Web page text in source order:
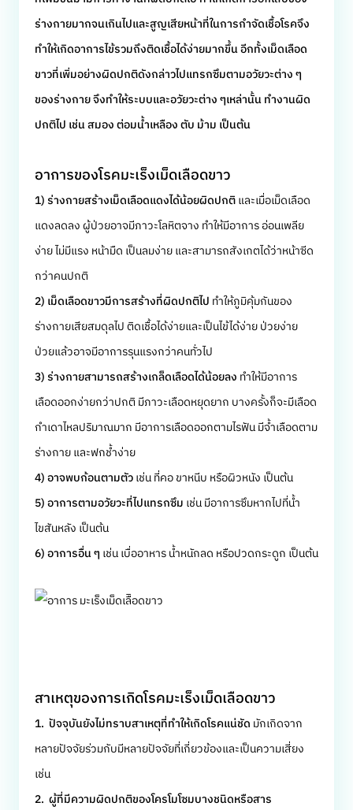
ร่างกายมากจนเกินไปและสูญเสียหน้าที่ในการกำจัดเชื้อโรคจึง
ทำให้เกิดอาการไข้รวมถึงติดเชื้อได้ง่ายมากขึ้น อีกทั้งเม็ดเลือด
ขาวที่เพิ่มอย่างผิดปกติดังกล่าวไปแทรกซึมตามอวัยวะต่าง ๆ
ของร่างกาย จึงทำให้ระบบและอวัยวะต่าง ๆเหล่านั้น ทำงานผิด
ปกติไป เช่น สมอง ต่อมน้ำเหลือง ตับ ม้าม เป็นต้น
อาการของโรคมะเร็งเม็ดเลือดขาว
1) ร่างกายสร้างเม็ดเลือดแดงได้น้อยผิดปกติและเมื่อเม็ดเลือด
แดงลดลง ผู้ป่วยอาจมีภาวะโลหิตจาง ทำให้มีอาการ อ่อนเพลีย
ง่าย ไม่มีแรง หน้ามืด เป็นลมง่าย และสามารถสังเกตได้ว่าหน้าซีด
กว่าคนปกติ
2) เม็ดเลือดขาวมีการสร้างที่ผิดปกติไป ทำให้ภูมิคุ้มกันของ
ร่างกายเสียสมดุลไป ติดเชื้อได้ง่ายและเป็นไข้ได้ง่าย ป่วยง่าย
ป่วยแล้วอาจมีอาการรุนแรงกว่าคนทั่วไป
3) ร่างกายสามารถสร้างเกล็ดเลือดได้น้อยลง ทำให้มีอาการ
เลือดออกง่ายกว่าปกติ มีภาวะเลือดหยุดยาก บางครั้งก็จะมีเลือด
กำเดาไหลปริมาณมาก มีอาการเลือดออกตามไรฟัน มีจ้ำเลือดตาม
ร่างกาย และฟกช้ำง่าย
4) อาจพบก้อนตามตัวเช่น ที่คอ ขาหนีบ หรือผิวหนัง เป็นต้น
5) อาการตามอวัยวะที่ไปแทรกซึม เช่น มีอาการซึมหากไปที่น้ำ
ไขสันหลัง เป็นต้น
6) อาการอื่น ๆ เช่น เบื่ออาหาร น้ำหนักลด หรือปวดกระดูก เป็นต้น
สาเหตุของการเกิดโรคมะเร็งเม็ดเลือดขาว
1. ปัจจุบันยังไม่ทราบสาเหตุที่ทำให้เกิดโรคแน่ชัด มักเกิดจาก
หลายปัจจัยร่วมกับมีหลายปัจจัยที่เกี่ยวข้องและเป็นความเสี่ยง
เช่น
2. ผู้ที่มีความผิดปกติของโครโมโซมบางชนิดหรือสาร